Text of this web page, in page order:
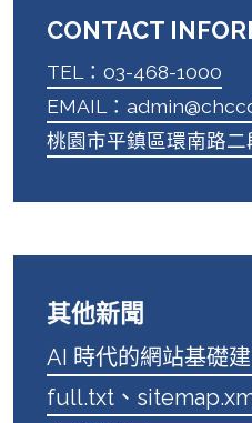
CONTACT
TEL：03-468-1000
EMAIL：
桃園市平鎮區環南路二
其他新聞
AI 時代的網站基礎
full.txt、